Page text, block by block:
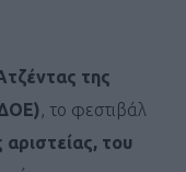
της
, το φεστιβάλ
αριστείας, του